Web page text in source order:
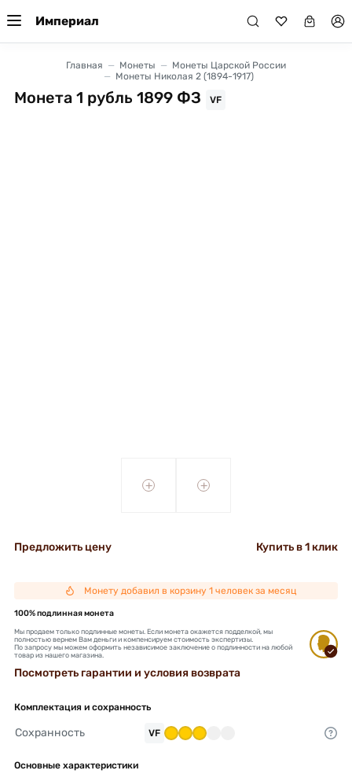
Империал
Главная Монеты
Монеты Царской России
Монеты Николая 2 (1894-1917)
Монета 1 рубль 1899 ФЗ VF
+ +
Предложить цену Купить в 1 клик
Монету добавил в корзину 1 человек за месяц
100% подлинная монета
Мы продаем только подлинные монеты. Если монета окажется подделкой, мы
полностью вернем Вам деньги и компенсируем стоимость экспертизы.
По запросу мы можем оформить независимое заключение о подлинности на любой
товар из нашего магазина.
Посмотреть гарантии и условия возврата
Комплектация и сохранность
Сохранность VF
Основные характеристики